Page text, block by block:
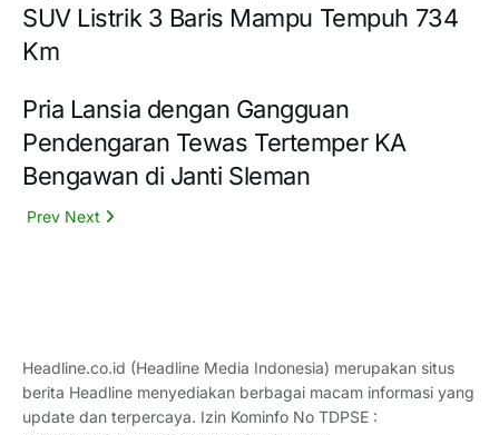
SUV Listrik 3 Baris Mampu Tempuh 734
Km
Pria Lansia dengan Gangguan
Pendengaran Tewas Tertemper KA
Bengawan di Janti Sleman
Prev Next
Headline.co.id (Headline Media Indonesia) merupakan situs
berita Headline menyediakan berbagai macam informasi yang
update dan terpercaya. Izin Kominfo No TDPSE :